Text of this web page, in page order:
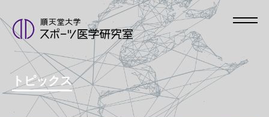
トピックス